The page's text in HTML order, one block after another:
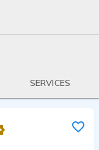
SERVICES